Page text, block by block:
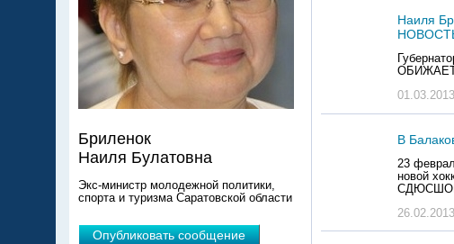
Наиля
ОБИЖАЕТ
В
23
новой
СДЮСШОР
Бриленок
Наиля Булатовна
Экс-министр молодежной политики,
спорта и туризма Саратовской области
Опубликовать сообщение